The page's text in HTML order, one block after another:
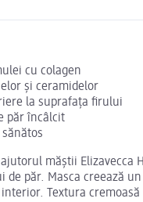
cu colagen
și ceramidelor
la suprafața firului
păr încâlcit
măștii Elizavecca
păr. Masca creează
Textura